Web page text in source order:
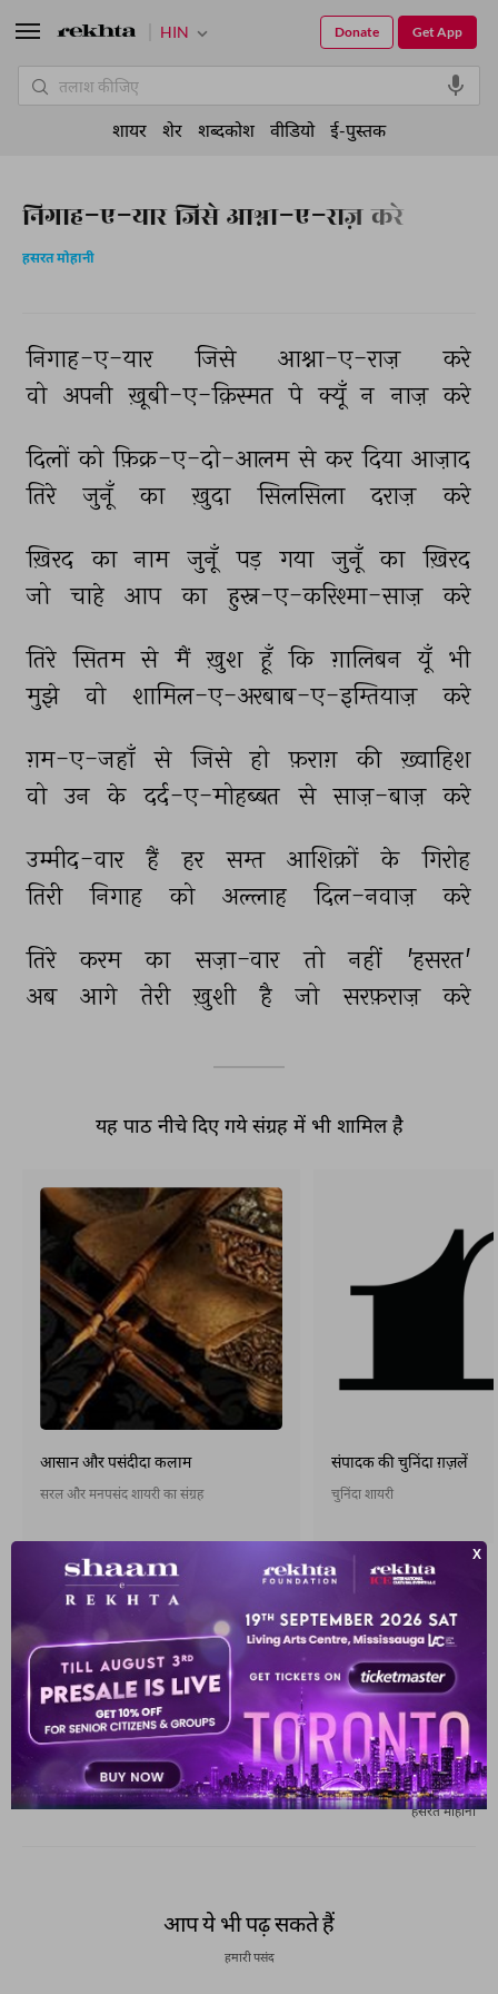
निगाह-ए-यार जिसे आश्ना-ए-राज़ करे
हसरत मोहानी
निगाह-ए-यार जिसे आश्ना-ए-राज़
करे
वो अपनी ख़ूबी-ए-क़िस्मत पे क्यूँ न नाज़ करे
दिलों को फ़िक्र-ए-दो-आलम से कर दिया आज़ाद
तिरे
जुनूँ का ख़ुदा सिलसिला दराज़ करे
ख़िरद का नाम जुनूँ पड़ गया जुनूँ का ख़िरद
जो
चाहे आप का हुस्न-ए-करिश्मा-साज़ करे
तिरे सितम से मैं ख़ुश हूँ कि ग़ालिबन यूँ भी
मुझे
वो शामिल-ए-अरबाब-ए-इम्तियाज़ करे
ग़म-ए-जहाँ से जिसे हो फ़राग़ की
ख़्वाहिश
वो उन के दर्द-ए-मोहब्बत से साज़-बाज़ करे
उम्मीद-वार हैं हर सम्त आशिक़ों के
गिरोह
तिरी
निगाह को अल्लाह दिल-नवाज़ करे
तिरे करम का सज़ा-वार तो नहीं
'हसरत'
अब
आगे तेरी ख़ुशी है जो सरफ़राज़ करे
यह पाठ नीचे दिए गये संग्रह में भी शामिल है
आसान और पसंदीदा कलाम
सरल और मनपसंद शायरी का संग्रह
संपादक की चुनिंदा ग़ज़लें
चुनिंदा शायरी
अगली ग़ज़ल
है मश्क़-ए-सुख़न जारी चक्की की मशक़्क़त भी
हसरत मोहानी
पिछली ग़ज़ल
भुलाता लाख हूँ लेकिन बराबर याद आते हैं
हसरत मोहानी
आप ये भी पढ़ सकते हैं
हमारी पसंद
HIN Get App
Donate
शायर शेर शब्दकोश वीडियो ई-पुस्तक